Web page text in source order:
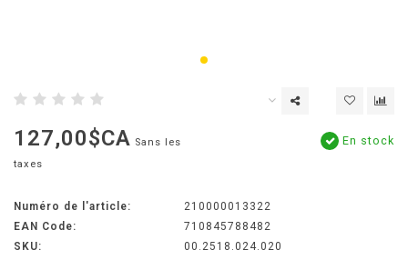
127,00$CA Sans les
taxes
En stock
Numéro de l'article:
210000013322
EAN Code:
710845788482
SKU:
00.2518.024.020